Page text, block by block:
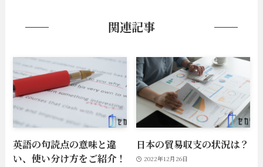
関連記事
英語の句読点の意味と違
い、使い分け方をご紹介！
日本の貿易収支の状況は？
2022年12月26日